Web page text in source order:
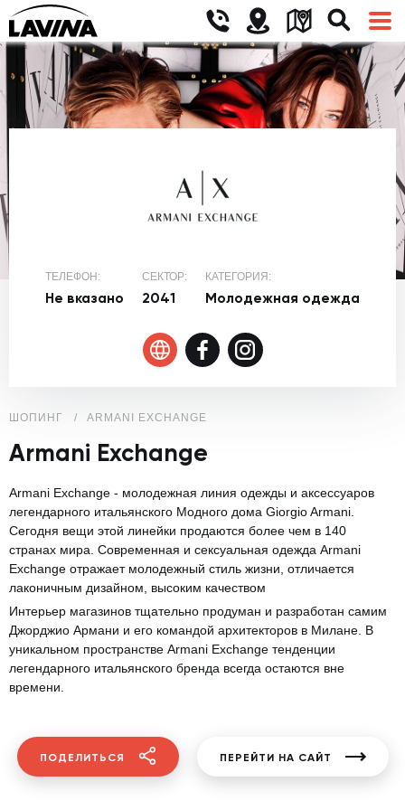
ТЕЛЕФОН:
Не вказано
СЕКТОР:
2041
КАТЕГОРИЯ:
Молодежная одежда
ШОПИНГ ARMANI EXCHANGE
Armani Exchange
Armani Exchange - молодежная линия одежды и аксессуаров
легендарного итальянского Модного дома Giorgio Armani.
Сегодня вещи этой линейки продаются более чем в 140
странах мира. Современная и сексуальная одежда Armani
Exchange отражает молодежный стиль жизни, отличается
лаконичным дизайном, высоким качеством
Интерьер магазинов тщательно продуман и разработан самим
Джорджио Армани и его командой архитекторов в Милане. В
уникальном пространстве Armani Exchange тенденции
легендарного итальянского бренда всегда остаются вне
времени.
ПОДЕЛИТЬСЯ ПЕРЕЙТИ НА САЙТ